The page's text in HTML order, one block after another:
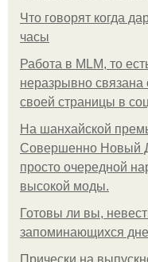
Что говорят когда
часы
Работа в MLM, то
неразрывно связана
своей страницы в
На шанхайской
Совершенно Новый
просто очередной
высокой моды.
Готовы ли вы,
запоминающихся
Прически на